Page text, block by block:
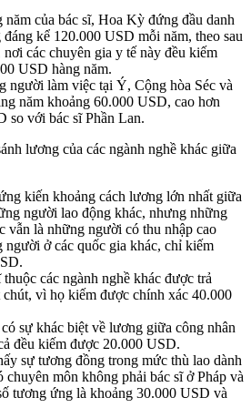
của bác sĩ, Hoa Kỳ đứng đầu danh
kể 120.000 USD mỗi năm, theo sau
các chuyên gia y tế này đều kiếm
USD hàng năm.
người làm việc tại Ý, Cộng hòa Séc và
năm khoảng 60.000 USD, cao hơn
so với bác sĩ Phần Lan.
lương của các ngành nghề khác giữa
kiến khoảng cách lương lớn nhất giữa
người lao động khác, nhưng những
vẫn là những người có thu nhập cao
người ở các quốc gia khác, chỉ kiếm
các ngành nghề khác được trả
vì họ kiếm được chính xác 40.000
sự khác biệt về lương giữa công nhân
đều kiếm được 20.000 USD.
sự tương đồng trong mức thù lao dành
môn không phải bác sĩ ở Pháp và
tương ứng là khoảng 30.000 USD và